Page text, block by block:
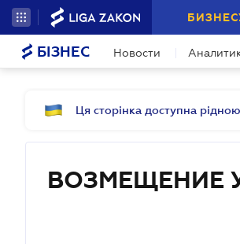
БІЗНЕС Новости
Ця сторінка доступна
ВОЗМЕЩЕНИЕ